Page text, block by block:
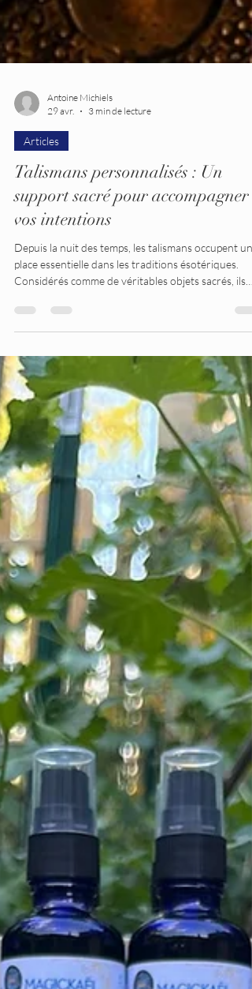
Antoine Michiels
29 avr.
Articles
Talismans personnalisés : Un
support sacré pour accompagner
vos intentions
Depuis la nuit des temps, les talismans occupent une
Considérés comme de véritables objets sacrés, ils
sont conçus pour canaliser une intention, renforcer
porte sur son chemin spirituel. Des talismans
personnalisés réalisés sur mesure Nous vous
proposons la création de talismans personnalisés,
réalisés sur commande et entièrement reliés à votre
être. Chaque talisman est prép